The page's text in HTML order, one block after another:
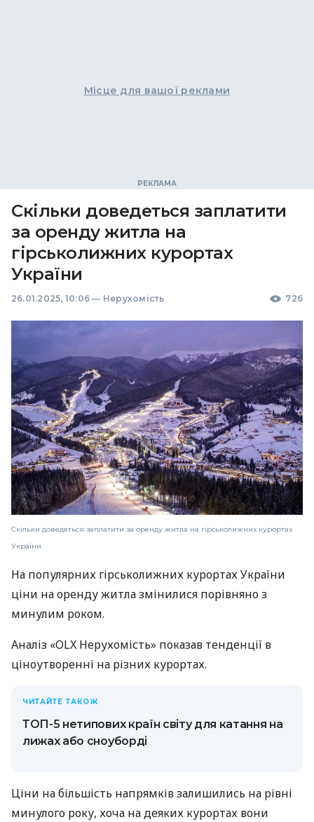
Місце для вашої реклами
Скільки доведеться заплатити
за оренду житла на
гірськолижних курортах
України
26.01.2025, 10:06 — Нерухомість 726
Скільки доведеться заплатити за оренду житла на гірськолижних курортах
України
На популярних гірськолижних курортах України
ціни на оренду житла змінилися порівняно з
минулим роком.
Аналіз «OLX Нерухомість» показав тенденції в
ціноутворенні на різних курортах.
ЧИТАЙТЕ ТАКОЖ
ТОП-5 нетипових країн світу для катання на
лижах або сноуборді
Ціни на більшість напрямків залишились на рівні
минулого року, хоча на деяких курортах вони